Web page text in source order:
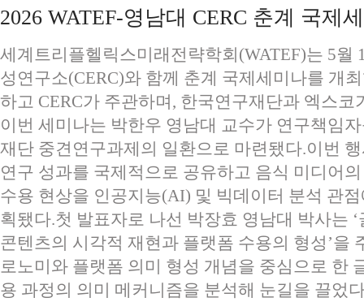
2026 WATEF-영남대 CERC 춘계 국제
세계트리플헬릭스미래전략학회(WATEF)는 5월
성연구소(CERC)와 함께 춘계 국제세미나를 개
하고 CERC가 주관하며, 한국연구재단과 엑스코
이번 세미나는 박한우 영남대 교수가 연구책임
재단 중견연구과제의 일환으로 마련됐다.이번
연구 성과를 국제적으로 공유하고 음식 미디어
수용 현상을 인공지능(AI) 및 빅데이터 분석 관
획됐다.첫 발표자로 나선 박장효 영남대 박사는
콘텐츠의 시각적 재현과 플랫폼 수용의 형성’을
로노미와 플랫폼 의미 형성 개념을 중심으로 한
용 과정의 의미 메커니즘을 분석해 눈길을 끌었